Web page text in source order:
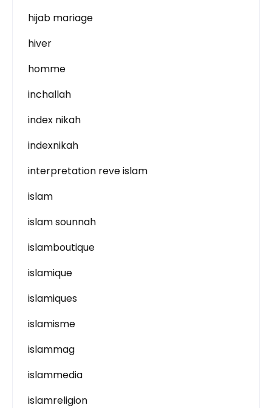
hijab mariage
hiver
homme
inchallah
index nikah
indexnikah
interpretation reve islam
islam
islam sounnah
islamboutique
islamique
islamiques
islamisme
islammag
islammedia
islamreligion